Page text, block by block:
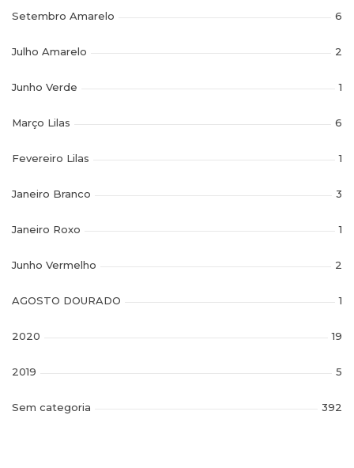
Setembro Amarelo 6
Julho Amarelo 2
Junho Verde 1
Março Lilas 6
Fevereiro Lilas 1
Janeiro Branco 3
Janeiro Roxo 1
Junho Vermelho 2
AGOSTO DOURADO 1
2020 19
2019 5
Sem categoria 392